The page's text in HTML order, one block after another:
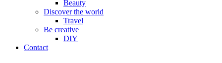
Beauty
Discover the world
Travel
Be creative
DIY
Contact